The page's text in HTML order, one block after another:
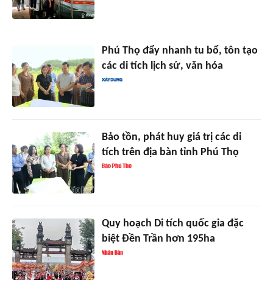
Phú Thọ đẩy nhanh tu bổ, tôn tạo
các di tích lịch sử, văn hóa
Bảo tồn, phát huy giá trị các di
tích trên địa bàn tỉnh Phú Thọ
Quy hoạch Di tích quốc gia đặc
biệt Đền Trần hơn 195ha